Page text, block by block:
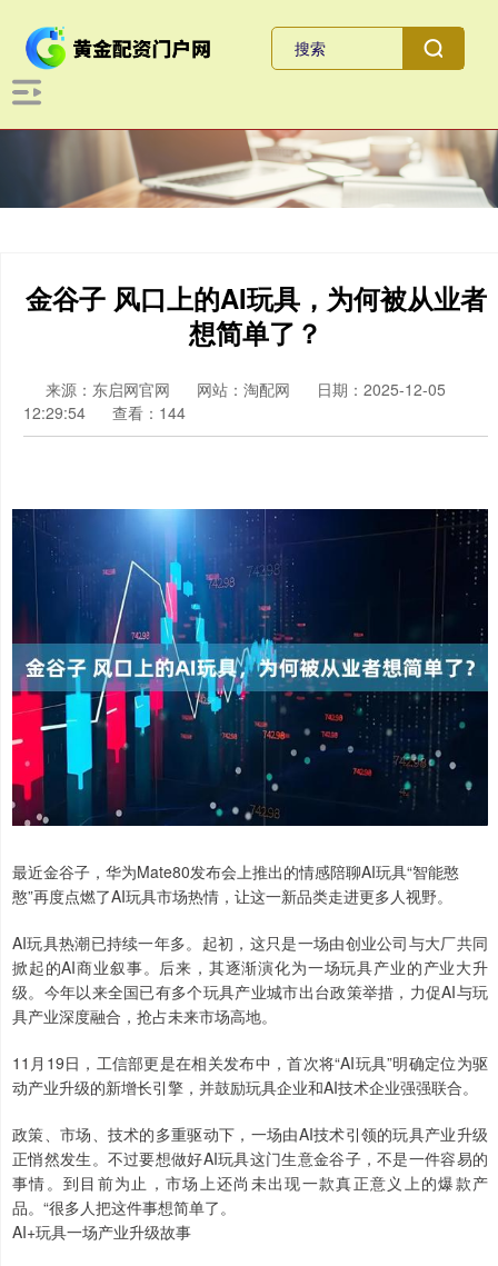
金谷子 风口上的AI玩具，为何被从业者
想简单了？
来源：东启网官网 网站：淘配网
日期：2025-12-05
12:29:54
查看：144
最近金谷子，华为Mate80发布会上推出的情感陪聊AI玩具“智能憨
憨”再度点燃了AI玩具市场热情，让这一新品类走进更多人视野。
AI玩具热潮已持续一年多。起初，这只是一场由创业公司与大厂共同
掀起的AI商业叙事。后来，其逐渐演化为一场玩具产业的产业大升
级。今年以来全国已有多个玩具产业城市出台政策举措，力促AI与玩
具产业深度融合，抢占未来市场高地。
11月19日，工信部更是在相关发布中，首次将“AI玩具”明确定位为驱
动产业升级的新增长引擎，并鼓励玩具企业和AI技术企业强强联合。
政策、市场、技术的多重驱动下，一场由AI技术引领的玩具产业升级
正悄然发生。不过要想做好AI玩具这门生意金谷子，不是一件容易的
事情。到目前为止，市场上还尚未出现一款真正意义上的爆款产
品。“很多人把这件事想简单了。
AI+玩具一场产业升级故事